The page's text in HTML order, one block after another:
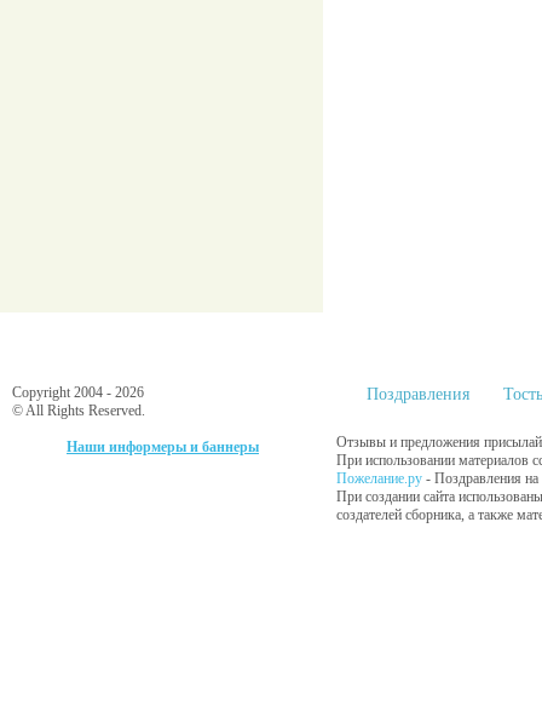
Copyright 2004 - 2026
© All Rights Reserved.
Наши информеры и баннеры
Поздравления
Отзывы и предложения
При использовании материалов
Пожелание.ру - Поздравления на
При создании сайта
создателей сборника, а также